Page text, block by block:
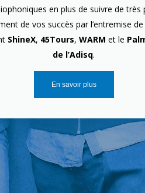
en plus de suivre de très
de vos succès par l’entremise
ShineX, 45Tours, WARM et le
de l’Adisq.
En savoir plus